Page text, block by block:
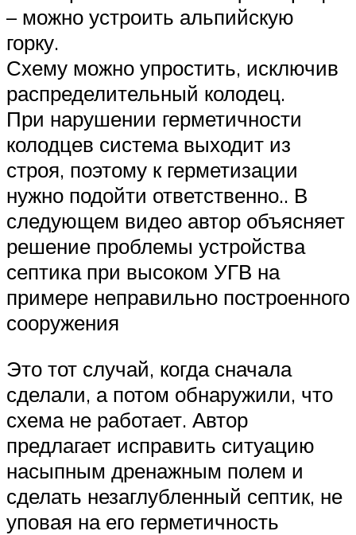
– можно устроить альпийскую
горку.
Схему можно упростить, исключив
распределительный колодец.
При нарушении герметичности
колодцев система выходит из
строя, поэтому к герметизации
нужно подойти ответственно.. В
следующем видео автор объясняет
решение проблемы устройства
септика при высоком УГВ на
примере неправильно построенного
сооружения
Это тот случай, когда сначала
сделали, а потом обнаружили, что
схема не работает. Автор
предлагает исправить ситуацию
насыпным дренажным полем и
сделать незаглубленный септик, не
уповая на его герметичность